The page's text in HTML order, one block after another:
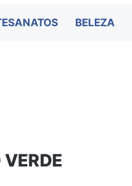
BELEZA